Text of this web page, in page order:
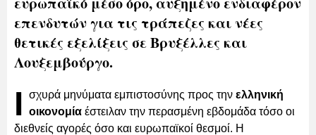
επενδυτών για τις τράπεζες και νέες
θετικές εξελίξεις σε Βρυξέλλες και
Λουξεμβούργο.
Ι σχυρά μηνύματα εμπιστοσύνης προς την ελληνική
οικονομία έστειλαν την περασμένη εβδομάδα τόσο οι
διεθνείς αγορές όσο και ευρωπαϊκοί θεσμοί. Η